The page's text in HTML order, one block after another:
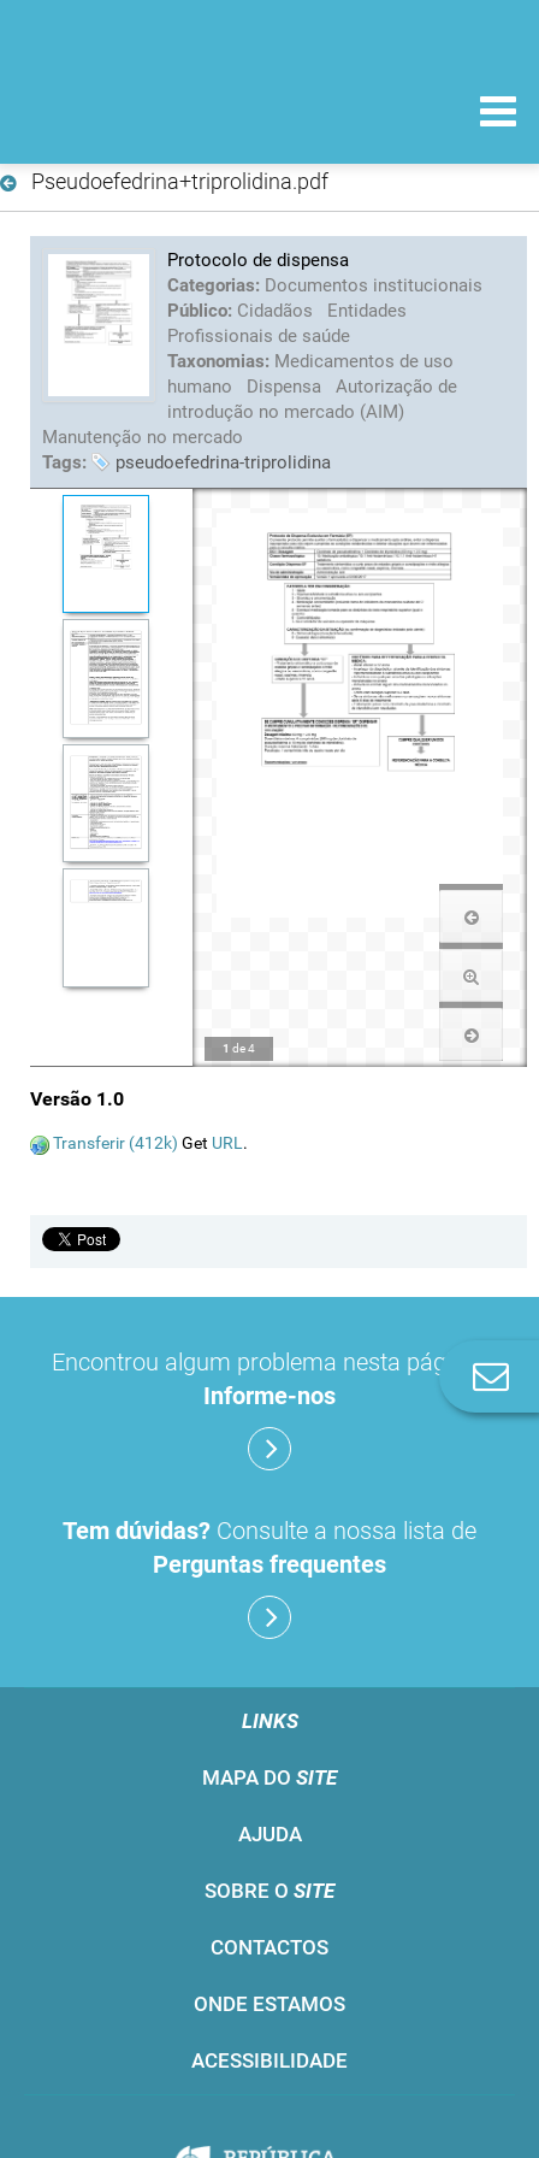
Pseudoefedrina+triprolidina.pdf
Protocolo de dispensa
Categorias: Documentos institucionais
Público: Cidadãos
Entidades
Profissionais de saúde
Taxonomias: Medicamentos de uso
humano
Dispensa
Autorização de
introdução no mercado (AIM)
Manutenção no mercado
Tags:
pseudoefedrina-triprolidina
1 de4
Versão 1.0
Transferir (412k) Get URL.
Encontrou algum problema nesta página?
Informe-nos
Tem dúvidas? Consulte a nossa lista de
Perguntas frequentes
LINKS
MAPA DO SITE
AJUDA
SOBRE O SITE
CONTACTOS
ONDE ESTAMOS
ACESSIBILIDADE